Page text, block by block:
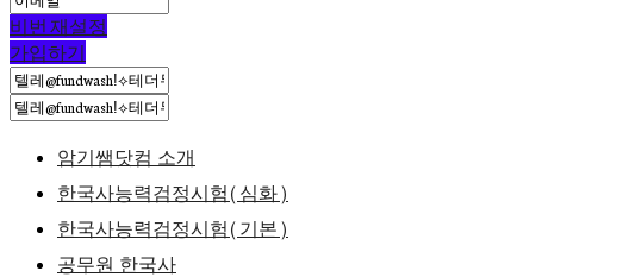
비번 재설정
가입하기
암기쌤닷컴 소개
한국사능력검정시험(심화)
한국사능력검정시험(기본)
공무원 한국사